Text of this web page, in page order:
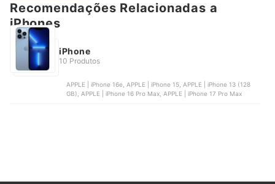
Recomendações Relacionadas a
iPhones
iPhone
10 Produtos
APPLE | iPhone 16e, APPLE | iPhone 15, APPLE | iPhone 13 (128
GB), APPLE | iPhone 16 Pro Max, APPLE | iPhone 17 Pro Max